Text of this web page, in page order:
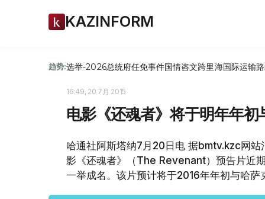
KAZINFORM
趋势:选举-2026总统府任免事件国情咨文跨里海国际运输
16:49, 20 7月 2015
电影《还魂者》将于明年年初
哈通社阿斯塔纳7月20日电 据bmtv.kzс网
影《还魂者》（The Revenant）预告片近
一举成名。该片预计将于2016年年初与哈萨